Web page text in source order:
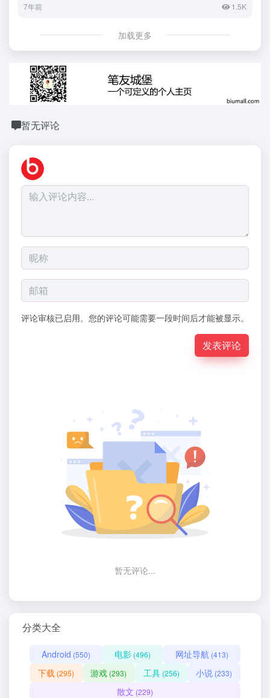
7年前 1.5K
加载更多
暂无评论
评论审核已启用。您的评论可能需要一段时间后才能被显示。
发表评论
暂无评论...
分类大全
Android (550) 电影 (496) 网址导航 (413)
下载 (295) 游戏 (293) 工具(256) 小说 (233)
散文 (229)